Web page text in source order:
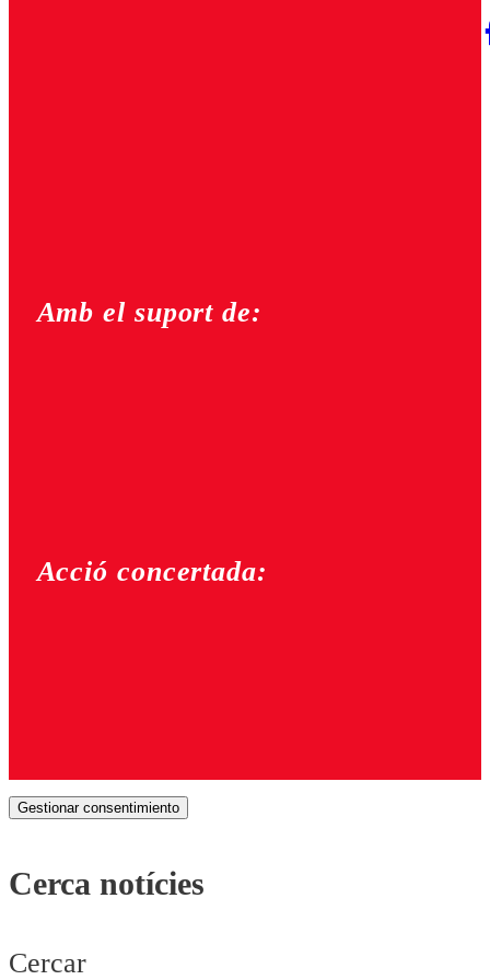
Amb el suport de:
Acció concertada:
Gestionar consentimiento
Cerca notícies
Cercar